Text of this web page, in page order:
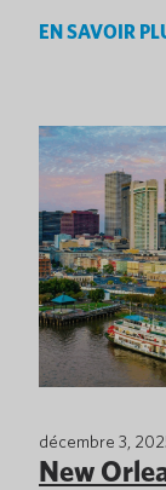
EN SAVOIR
décembre 3,
New